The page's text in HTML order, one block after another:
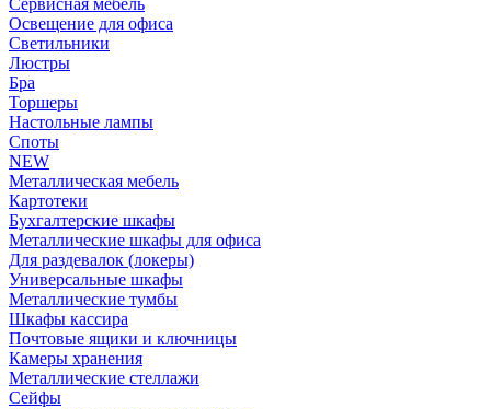
Сервисная мебель
Освещение для офиса
Светильники
Люстры
Бра
Торшеры
Настольные лампы
Споты
NEW
Металлическая мебель
Картотеки
Бухгалтерские шкафы
Металлические шкафы для офиса
Для раздевалок (локеры)
Универсальные шкафы
Металлические тумбы
Шкафы кассира
Почтовые ящики и ключницы
Камеры хранения
Металлические стеллажи
Сейфы